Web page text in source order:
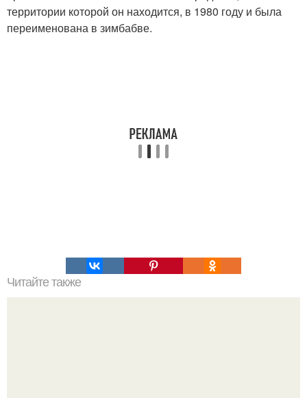
территории которой он находится, в 1980 году и была
переименована в зимбабве.
Читайте также